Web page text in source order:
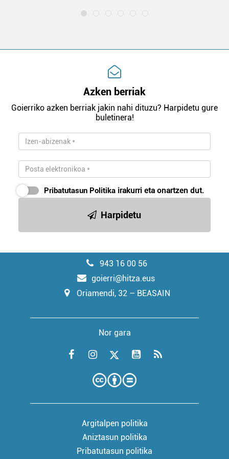
Azken berriak
Goierriko azken berriak jakin nahi dituzu? Harpidetu gure
buletinera!
Pribatutasun Politika irakurri eta onartzen dut.
Harpidetu
943 16 00 56
goierri@hitza.eus
Oriamendi, 32 – BEASAIN
Nor gara
Argitalpen politika
Aniztasun politika
Pribatutasun politika